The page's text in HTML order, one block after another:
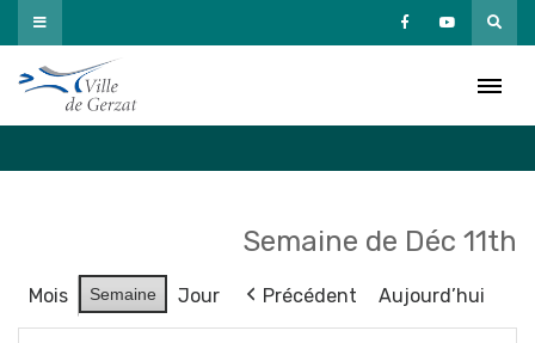
Passer
au
contenu
Semaine de Déc 11th
Mois Semaine Jour Précédent Aujourd’hui